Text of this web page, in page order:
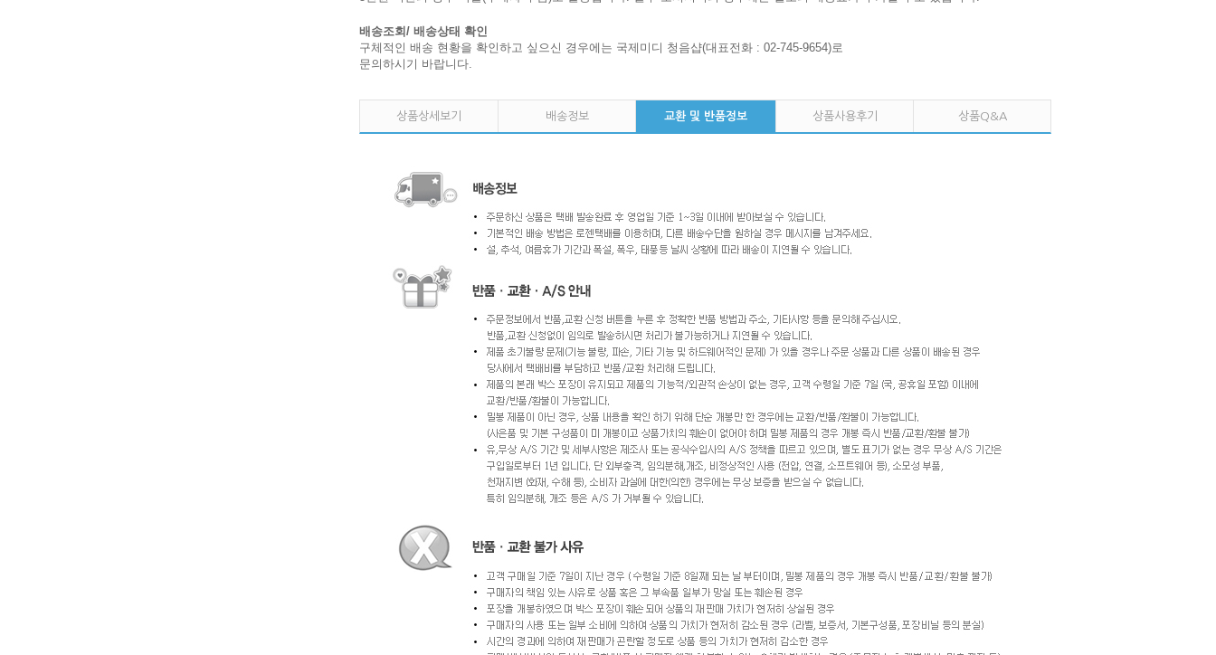
배송조회/ 배송상태 확인
구체적인 배송 현황을 확인하고 싶으신 경우에는 국제미디 청음샵(대표전화 : 02-745-9654)로
문의하시기 바랍니다.
상품상세보기 배송정보 교환 및 반품정보 상품사용후기 상품Q&A